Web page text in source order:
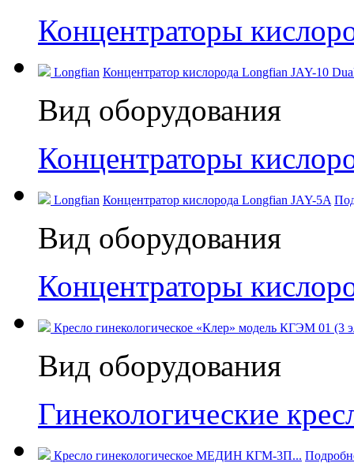
Концентраторы
Longfian Концентратор кислорода Longfian JAY-10
Вид оборудования
Концентраторы
Longfian Концентратор кислорода Longfian JAY-5A
Вид оборудования
Концентраторы
Кресло гинекологическое «Клер» модель КГЭМ 01 (3
Вид оборудования
Гинекологические
Кресло гинекологическое МЕДИН КГМ-3П...